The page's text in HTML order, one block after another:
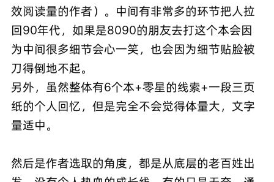
效阅读量的作者）。中间有非常多的环节把人拉
回90年代，如果是8090的朋友去打这个本会因
为中间很多细节会心一笑，也会因为细节贴脸被
刀得倒地不起。
另外，虽然整体有6个本+零星的线索+一段三页
纸的个人回忆，但是完全不会觉得体量大，文字
量适中。
然后是作者选取的角度，都是从底层的老百姓出